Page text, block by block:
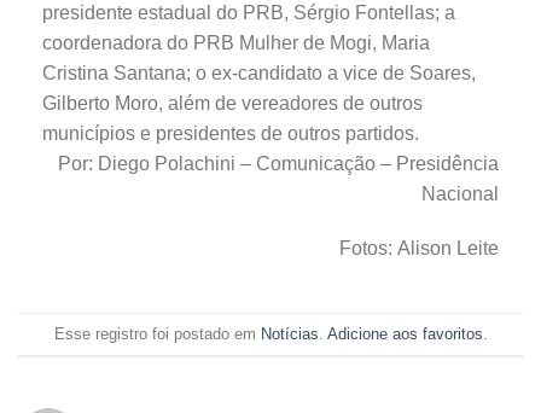
presidente estadual do PRB, Sérgio Fontellas; a
coordenadora do PRB Mulher de Mogi, Maria
Cristina Santana; o ex-candidato a vice de Soares,
Gilberto Moro, além de vereadores de outros
municípios e presidentes de outros partidos.
Por: Diego Polachini – Comunicação – Presidência
Nacional
Fotos: Alison Leite
Esse registro foi postado em Notícias Adicione aos favoritos